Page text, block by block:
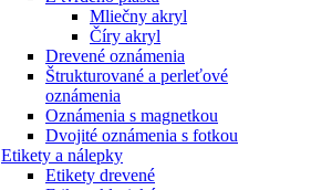
Mliečny akryl
Číry akryl
Drevené oznámenia
Štrukturované a perleťové
oznámenia
Oznámenia s magnetkou
Dvojité oznámenia s fotkou
Etikety a nálepky
Etikety drevené